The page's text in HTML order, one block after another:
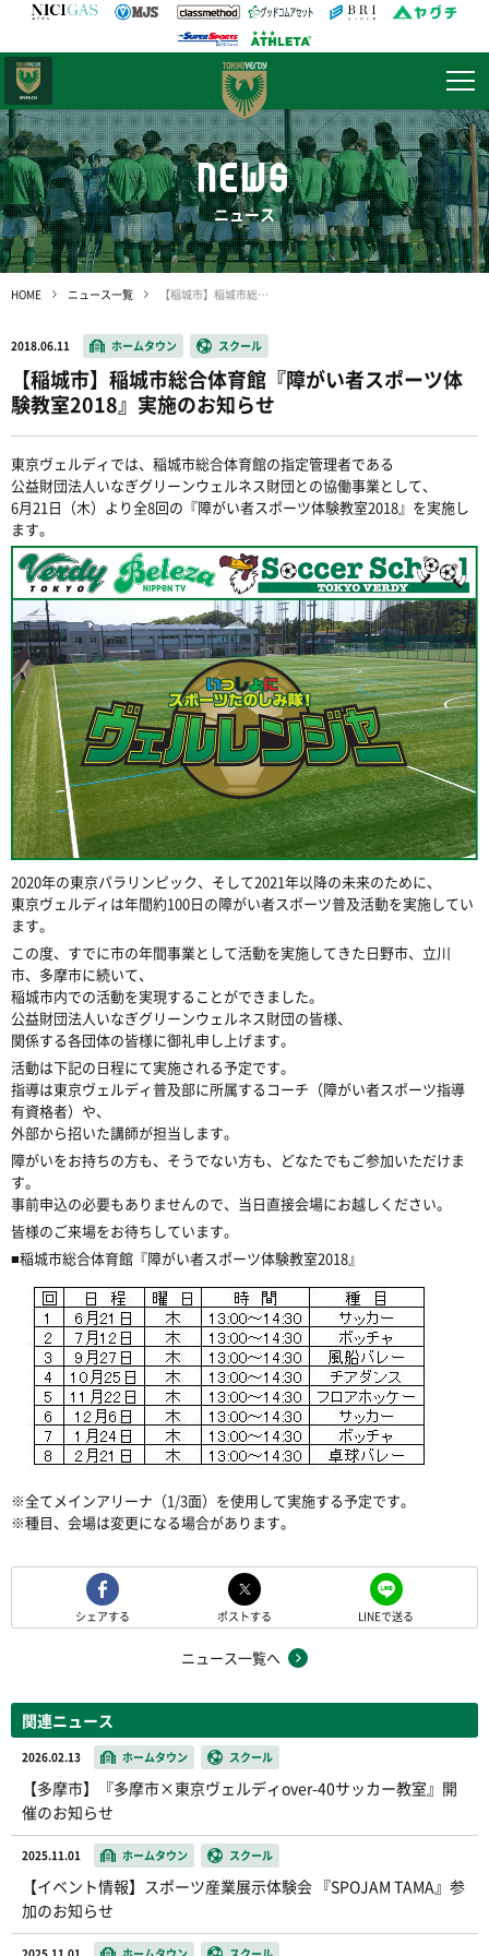
NEWS
ニュース
HOME ニュース一覧 【稲城市】稲城市総合体育館『障がい者スポーツ体験教室2018』実施のお知らせ
2018.06.11 ホームタウン スクール
【稲城市】稲城市総合体育館『障がい者スポーツ体
験教室2018』実施のお知らせ
東京ヴェルディでは、稲城市総合体育館の指定管理者である
公益財団法人いなぎグリーンウェルネス財団との協働事業として、
6月21日（木）より全8回の『障がい者スポーツ体験教室2018』を実施し
ます。
2020年の東京パラリンピック、そして2021年以降の未来のために、
東京ヴェルディは年間約100日の障がい者スポーツ普及活動を実施してい
ます。
この度、すでに市の年間事業として活動を実施してきた日野市、立川
市、多摩市に続いて、
稲城市内での活動を実現することができました。
公益財団法人いなぎグリーンウェルネス財団の皆様、
関係する各団体の皆様に御礼申し上げます。
活動は下記の日程にて実施される予定です。
指導は東京ヴェルディ普及部に所属するコーチ（障がい者スポーツ指導
有資格者）や、
外部から招いた講師が担当します。
障がいをお持ちの方も、そうでない方も、どなたでもご参加いただけま
す。
事前申込の必要もありませんので、当日直接会場にお越しください。
皆様のご来場をお待ちしています。
■稲城市総合体育館『障がい者スポーツ体験教室2018』
※全てメインアリーナ（1/3面）を使用して実施する予定です。
※種目、会場は変更になる場合があります。
シェアする ポストする LINEで送る
ニュース一覧へ
関連ニュース
2026.02.13 ホームタウン スクール
【多摩市】『多摩市×東京ヴェルディover-40サッカー教室』開
催のお知らせ
2025.11.01 ホームタウン スクール
【イベント情報】スポーツ産業展示体験会 『SPOJAM TAMA』参
加のお知らせ